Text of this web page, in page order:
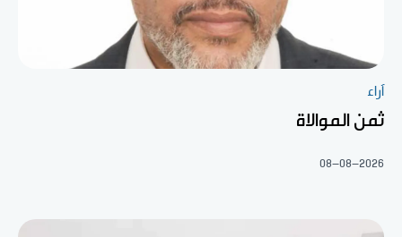
آراء
ثمن الموالاة
08-08-2026